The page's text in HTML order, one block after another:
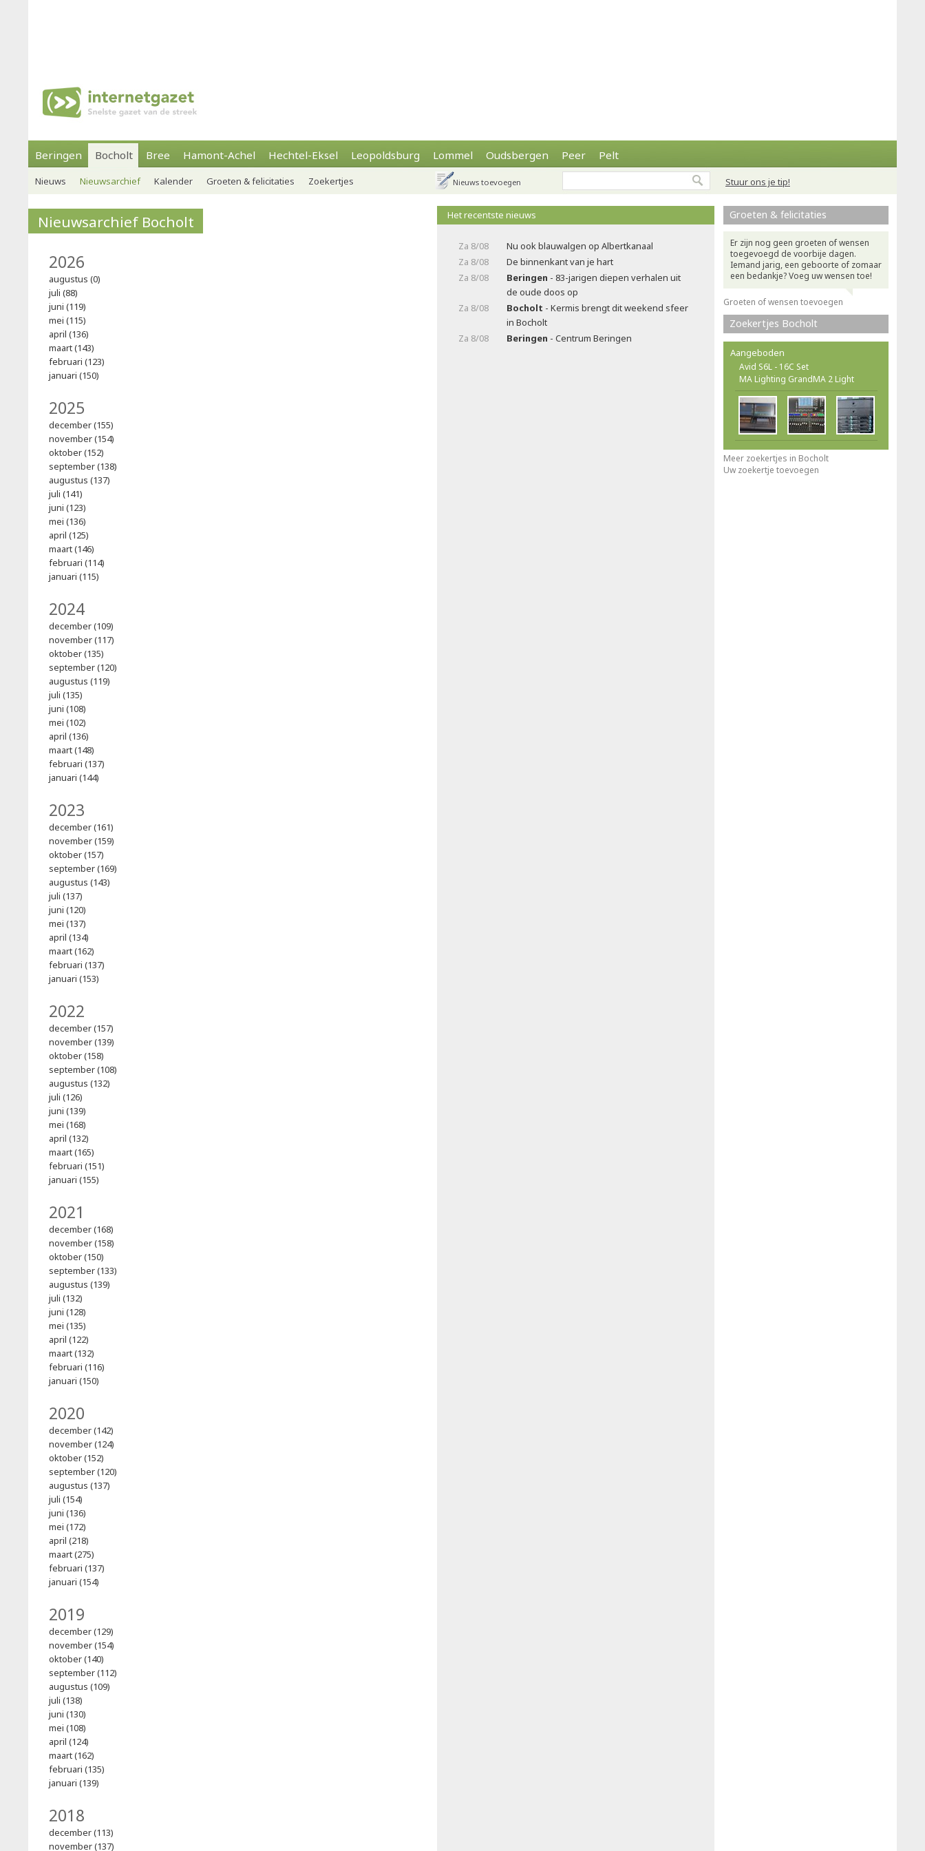
Beringen Bocholt Bree Hamont-Achel Hechtel-Eksel Leopoldsburg Lommel Oudsbergen Peer Pelt
Stuur ons je tip!
Nieuws Nieuwsarchief Kalender Groeten & felicitaties Zoekertjes Nieuws toevoegen
Nieuwsarchief Bocholt
2026
augustus (0)
juli (88)
juni (119)
mei (115)
april (136)
maart (143)
februari (123)
januari (150)
2025
december (155)
november (154)
oktober (152)
september (138)
augustus (137)
juli (141)
juni (123)
mei (136)
april (125)
maart (146)
februari (114)
januari (115)
2024
december (109)
november (117)
oktober (135)
september (120)
augustus (119)
juli (135)
juni (108)
mei (102)
april (136)
maart (148)
februari (137)
januari (144)
2023
december (161)
november (159)
oktober (157)
september (169)
augustus (143)
juli (137)
juni (120)
mei (137)
april (134)
maart (162)
februari (137)
januari (153)
2022
december (157)
november (139)
oktober (158)
september (108)
augustus (132)
juli (126)
juni (139)
mei (168)
april (132)
maart (165)
februari (151)
januari (155)
2021
december (168)
november (158)
oktober (150)
september (133)
augustus (139)
juli (132)
juni (128)
mei (135)
april (122)
maart (132)
februari (116)
januari (150)
2020
december (142)
november (124)
oktober (152)
september (120)
augustus (137)
juli (154)
juni (136)
mei (172)
april (218)
maart (275)
februari (137)
januari (154)
2019
december (129)
november (154)
oktober (140)
september (112)
augustus (109)
juli (138)
juni (130)
mei (108)
april (124)
maart (162)
februari (135)
januari (139)
2018
december (113)
november (137)
Het recentste nieuws
Za 8/08
Nu ook blauwalgen op Albertkanaal
Za 8/08
De binnenkant van je hart
Za 8/08
Beringen - 83-jarigen diepen verhalen uit
de oude doos op
Za 8/08
Bocholt - Kermis brengt dit weekend sfeer
in Bocholt
Za 8/08
Beringen - Centrum Beringen
Groeten & felicitaties
Er zijn nog geen groeten of wensen
toegevoegd de voorbije dagen.
Iemand jarig, een geboorte of zomaar
een bedankje? Voeg uw wensen toe!
Groeten of wensen toevoegen
Zoekertjes Bocholt
Aangeboden
Avid S6L - 16C Set
MA Lighting GrandMA 2 Light
Meer zoekertjes in Bocholt
Uw zoekertje toevoegen